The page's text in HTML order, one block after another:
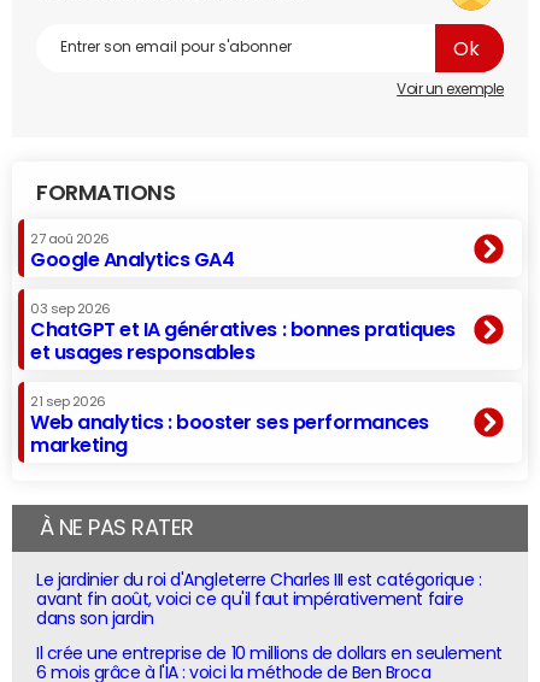
Voir un exemple
FORMATIONS
27 aoû 2026
Google Analytics GA4
03 sep 2026
ChatGPT et IA génératives : bonnes pratiques
et usages responsables
21 sep 2026
Web analytics : booster ses performances
marketing
À NE PAS RATER
Le jardinier du roi d'Angleterre Charles III est catégorique :
avant fin août, voici ce qu'il faut impérativement faire
dans son jardin
Il crée une entreprise de 10 millions de dollars en seulement
6 mois grâce à l'IA : voici la méthode de Ben Broca